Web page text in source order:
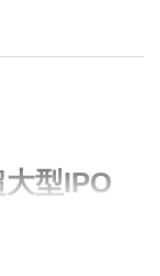
型IPO
スX・OpenAI・